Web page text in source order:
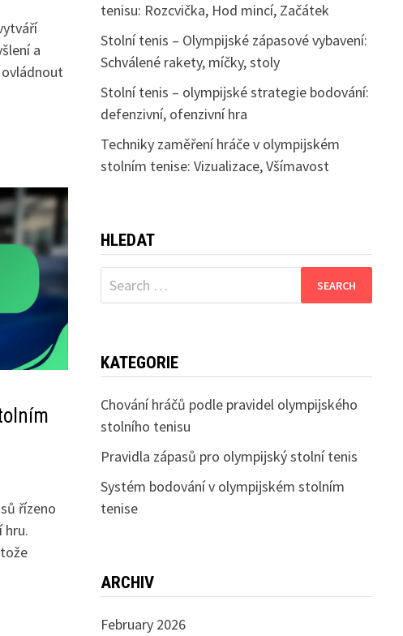
a
řízeno
hru.
tenisu: Rozcvička, Hod mincí, Začátek
Stolní tenis – Olympijské zápasové vybavení:
Schválené rakety, míčky, stoly
Stolní tenis – olympijské strategie bodování:
defenzivní, ofenzivní hra
Techniky zaměření hráče v olympijském
stolním tenise: Vizualizace, Všímavost
HLEDAT
Search
for:
KATEGORIE
Chování hráčů podle pravidel olympijského
stolního tenisu
Pravidla zápasů pro olympijský stolní tenis
Systém bodování v olympijském stolním
tenise
ARCHIV
February 2026